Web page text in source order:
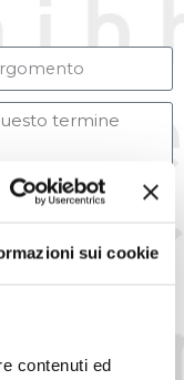
sui cookie
contenuti ed